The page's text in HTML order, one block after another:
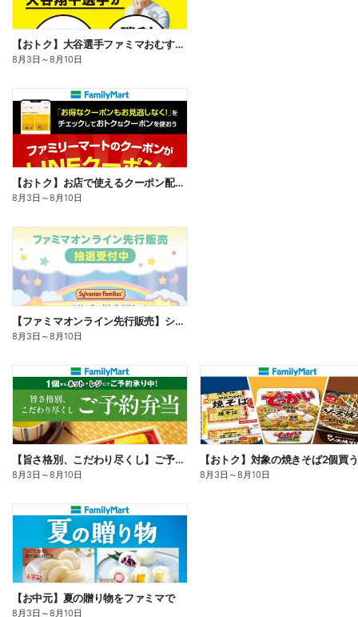
【おトク】大谷選手ファミマおむすび割
8月3日 ～8月10日
【おトク】お店で使えるクーポン配信中
8月3日 ～8月10日
【ファミマオンライン先行販売】シルバニアファミリー
8月3日 ～8月10日
【旨さ格別、こだわり尽くし】ご予約弁当
8月3日 ～8月10日 8月3日 ～8月10日
【お中元】夏の贈り物をファミマで
8月3日 ～8月10日